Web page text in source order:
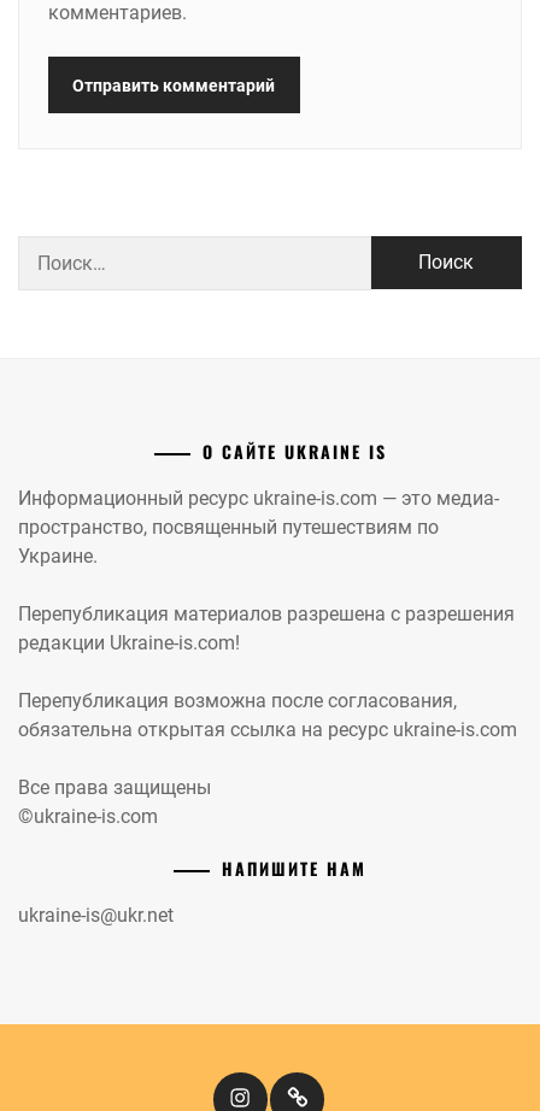
комментариев.
О САЙТЕ UKRAINE IS
Информационный ресурс ukraine-is.com — это медиа-
пространство, посвященный путешествиям по
Украине.
Перепубликация материалов разрешена с разрешения
редакции Ukraine-is.com!
Перепубликация возможна после согласования,
обязательна открытая ссылка на ресурс ukraine-is.com
Все права защищены
©ukraine-is.com
НАПИШИТЕ НАМ
ukraine-is@ukr.net
InstagramКіномандри